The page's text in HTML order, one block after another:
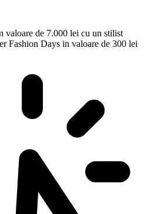
valoare de 7.000 lei cu un stilist
Fashion Days in valoare de 300 lei